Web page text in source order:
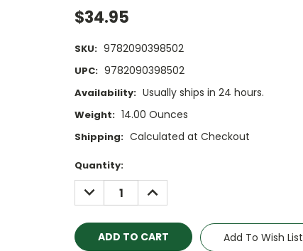
$34.95
SKU: 9782090398502
UPC: 9782090398502
Availability: Usually ships in 24 hours.
Weight: 14.00 Ounces
Shipping: Calculated at Checkout
Current
Stock:
Quantity:
DECREASE
QUANTITY:
INCREASE
QUANTITY:
Add To Wish List